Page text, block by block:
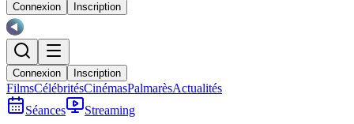
Connexion Inscription
Connexion Inscription
FilmsCélébritésCinémasPalmarèsActualités
Séances
Streaming